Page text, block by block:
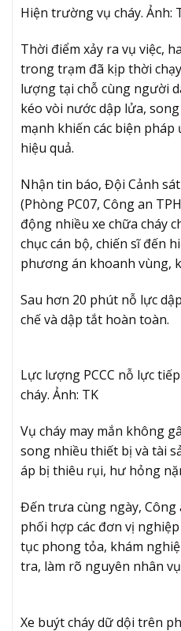
Hiện trường vụ cháy. Ảnh:
Thời điểm xảy ra vụ việc,
trong trạm đã kịp thời
lượng tại chỗ cùng người
kéo vòi nước dập lửa,
mạnh khiến các biện
hiệu quả.
Nhận tin báo, Đội Cảnh sát
(Phòng PC07, Công an
động nhiều xe chữa cháy
chục cán bộ, chiến sĩ đến
phương án khoanh vùng,
Sau hơn 20 phút nỗ lực
chế và dập tắt hoàn toàn.
Lực lượng PCCC nỗ lực
cháy. Ảnh: TK
Vụ cháy may mắn không
song nhiều thiết bị và tài
áp bị thiêu rụi, hư hỏng
Đến trưa cùng ngày,
phối hợp các đơn vị
tục phong tỏa, khám
tra, làm rõ nguyên nhân vụ
Xe buýt cháy dữ dội trên